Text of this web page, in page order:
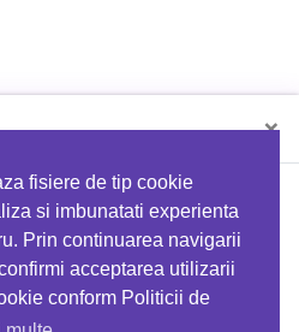
fisiere de tip cookie
si imbunatati experienta
Prin continuarea navigarii
acceptarea utilizarii
conform Politicii de
×
comandă folosind codul